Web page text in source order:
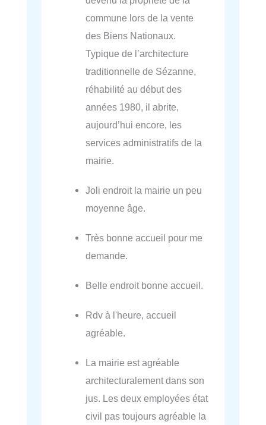
commune lors de la vente
des Biens Nationaux.
Typique de l’architecture
traditionnelle de Sézanne,
réhabilité au début des
années 1980, il abrite,
aujourd’hui encore, les
services administratifs de la
mairie.
Joli endroit la mairie un peu
moyenne âge.
Très bonne accueil pour me
demande.
Belle endroit bonne accueil.
Rdv à l'heure, accueil
agréable.
La mairie est agréable
architecturalement dans son
jus. Les deux employées état
civil pas toujours agréable la